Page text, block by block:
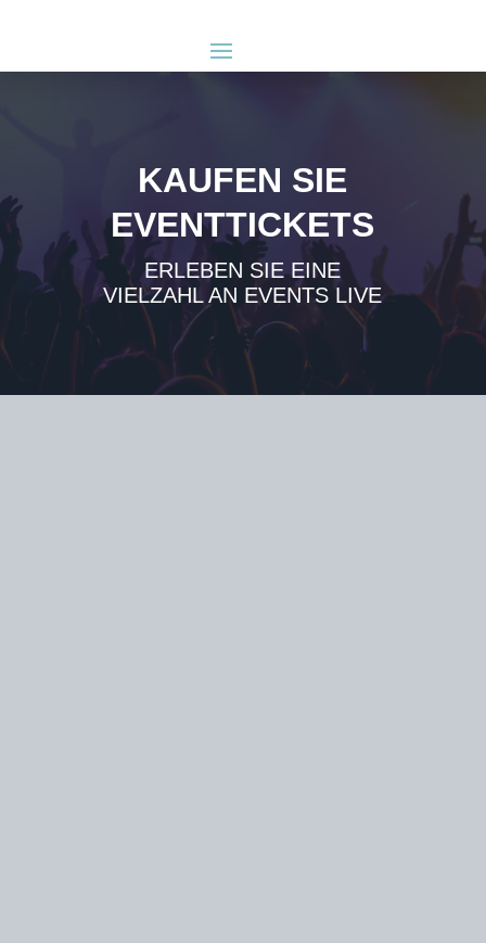
KAUFEN SIE
EVENTTICKETS
ERLEBEN SIE EINE
VIELZAHL AN EVENTS LIVE